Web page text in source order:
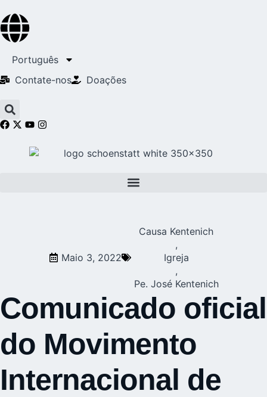
Português
Contate-nos
Doações
Maio 3, 2022
Causa Kentenich
,
Igreja
,
Pe. José Kentenich
Comunicado oficial
do Movimento
Internacional de